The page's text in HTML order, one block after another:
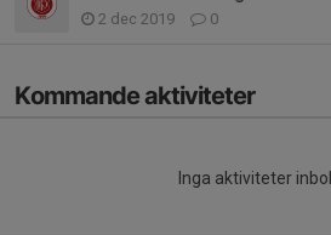
2 dec 2019 0
Kommande aktiviteter
Inga aktiviteter